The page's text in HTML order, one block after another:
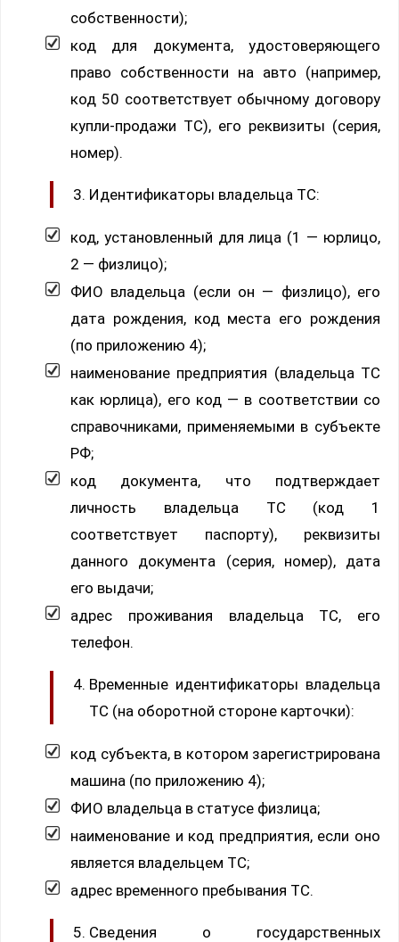
собственности);
код для документа, удостоверяющего
право собственности на авто (например,
код 50 соответствует обычному договору
купли-продажи ТС), его реквизиты (серия,
номер).
Идентификаторы владельца ТС:
код, установленный для лица (1 — юрлицо,
2 — физлицо);
ФИО владельца (если он — физлицо), его
дата рождения, код места его рождения
(по приложению 4);
наименование предприятия (владельца ТС
как юрлица), его код — в соответствии со
справочниками, применяемыми в субъекте
РФ;
код документа, что подтверждает
личность владельца ТС (код 1
соответствует паспорту), реквизиты
данного документа (серия, номер), дата
его выдачи;
адрес проживания владельца ТС, его
телефон.
Временные идентификаторы владельца
ТС (на оборотной стороне карточки):
код субъекта, в котором зарегистрирована
машина (по приложению 4);
ФИО владельца в статусе физлица;
наименование и код предприятия, если оно
является владельцем ТС;
адрес временного пребывания ТС.
Сведения о государственных